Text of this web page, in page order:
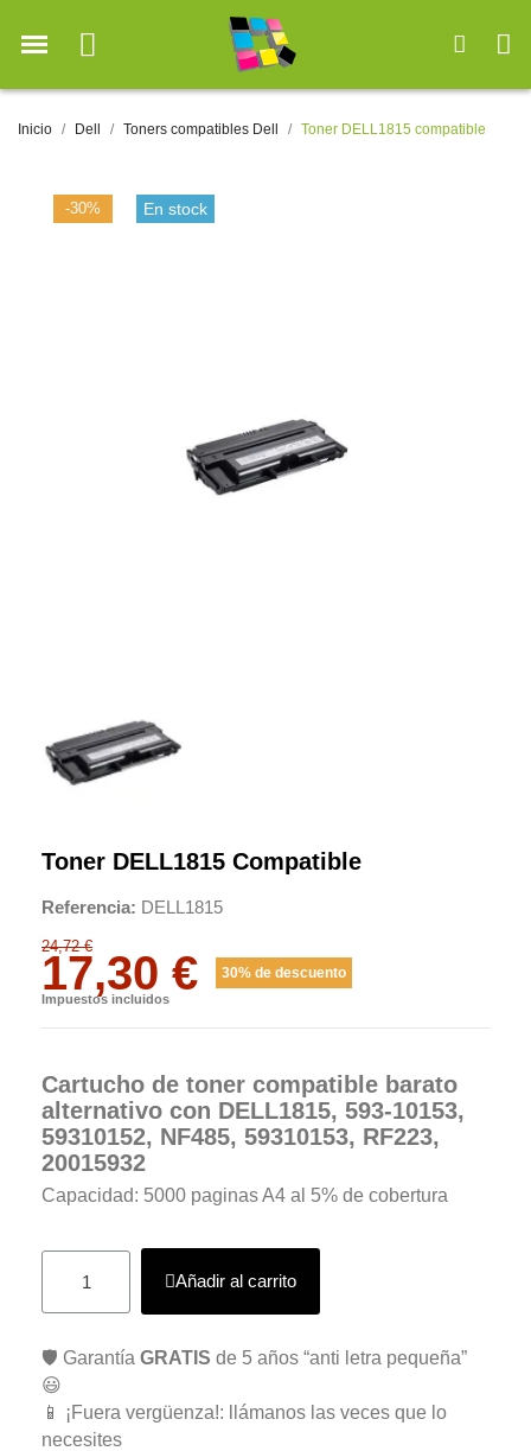
Inicio Dell Toners compatibles Dell Toner DELL1815 compatible
-30% En stock
Toner DELL1815 Compatible
Referencia DELL1815
24,72 €
17,30 € 30% de descuento
Impuestos incluidos
Cartucho de toner compatible barato
alternativo con DELL1815, 593-10153,
59310152, NF485, 59310153, RF223,
20015932
Capacidad: 5000 paginas A4 al 5% de cobertura
Añadir al carrito
🛡️ Garantía GRATIS de 5 años “anti letra pequeña”
😃
📱 ¡Fuera vergüenza!: llámanos las veces que lo
necesites